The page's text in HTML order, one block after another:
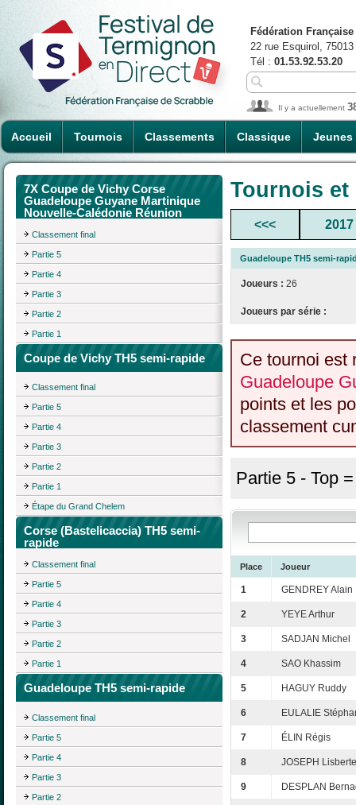
Accueil Tournois Classements Classique Jeunes
Fédération
22 rue Esquirol,
Tél : 01.53.92.53.20
Il y a actuellement
7X Coupe de Vichy Corse
Guadeloupe Guyane Martinique
Nouvelle-Calédonie Réunion
Classement final
Partie 5
Partie 4
Partie 3
Partie 2
Partie 1
Coupe de Vichy TH5 semi-rapide
Classement final
Partie 5
Partie 4
Partie 3
Partie 2
Partie 1
Étape du Grand Chelem
Corse (Bastelicaccia) TH5 semi-
rapide
Classement final
Partie 5
Partie 4
Partie 3
Partie 2
Partie 1
Guadeloupe TH5 semi-rapide
Classement final
Partie 5
Partie 4
Partie 3
Partie 2
Tournois
<<< 2017
Guadeloupe TH5 semi-
Joueurs : 26
Joueurs par série :
Ce tournoi est
Guadeloupe
points et les
classement
Partie 5 - Top
Place Joueur
1 GENDREY Alain
2 YEYE Arthur
3 SADJAN Michel
4 SAO Khassim
5 HAGUY Ruddy
6 EULALIE
7 ÉLIN Régis
8 JOSEPH Lisberte
9 DESPLAN